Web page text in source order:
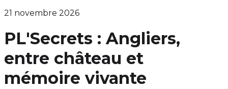
21 novembre 2026
PL'Secrets : Angliers,
entre château et
mémoire vivante